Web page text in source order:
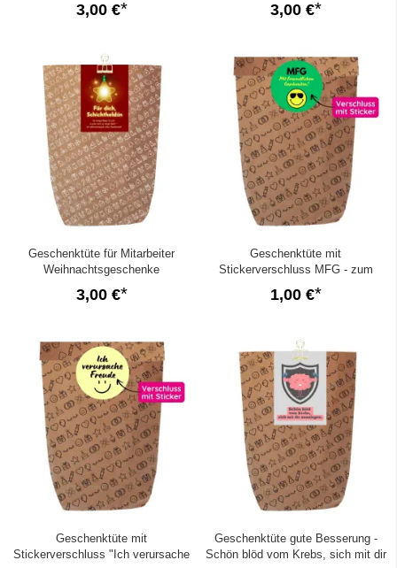
3,00 € 3,00 €
Geschenktüte für Mitarbeiter
Weihnachtsgeschenke
„Schichtheld:in“ - zum Befüllen
3,00 €
Geschenktüte mit
Stickerverschluss MFG - zum
1,00 €
Geschenktüte mit
Stickerverschluss "Ich verursache
Geschenktüte gute Besserung -
Schön blöd vom Krebs, sich mit dir